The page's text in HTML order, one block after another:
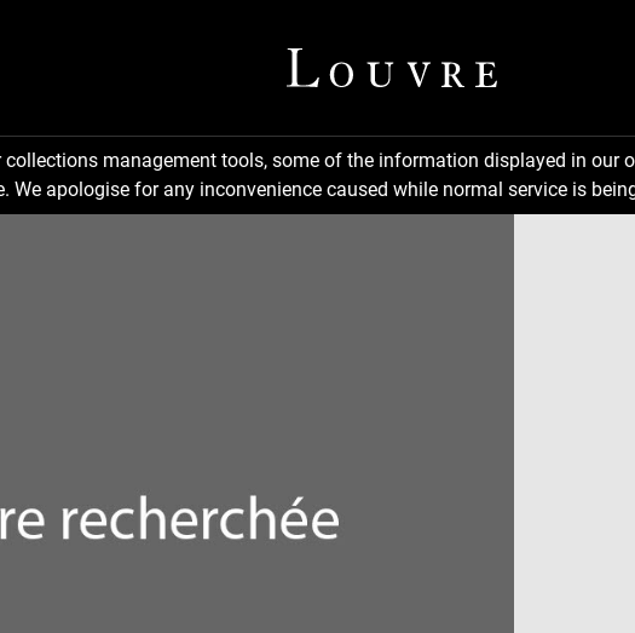
collections management tools, some of the information displayed in
We apologise for any inconvenience caused while normal service is